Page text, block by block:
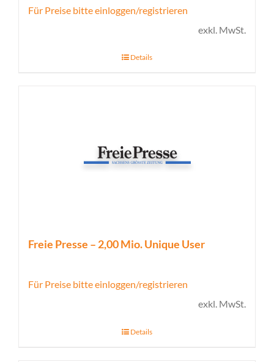
Für Preise bitte einloggen/registrieren
exkl. MwSt.
Details
Freie Presse – 2,00 Mio. Unique User
Für Preise bitte einloggen/registrieren
exkl. MwSt.
Details